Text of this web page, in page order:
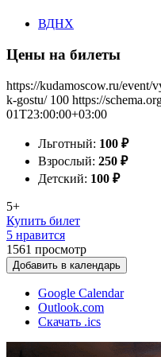
ВДНХ
Цены на билеты
https://kudamoscow.ru/event/
k-gostu/ 100 https://
01T23:00:00+03:00
Льготный: 100 ₽
Взрослый: 250 ₽
Детский: 100 ₽
5+
Купить билет
5 нравится
1561 просмотр
Добавить в календарь
Google Calendar
Outlook.com
Скачать .ics